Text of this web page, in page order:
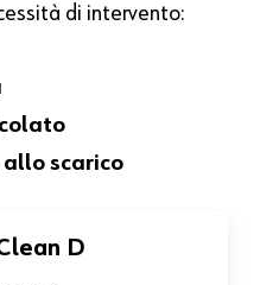
di intervento:
allo scarico
D